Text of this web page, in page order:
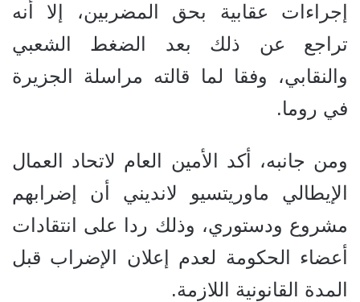
إجراءات عقابية بحق المضربين، إلا أنه
تراجع عن ذلك بعد الضغط الشعبي
والنقابي، وفقا لما قالته مراسلة الجزيرة
في روما.
ومن جانبه، أكد الأمين العام لاتحاد العمال
الإيطالي ماوريتسيو لانديني أن إضرابهم
مشروع ودستوري، وذلك ردا على انتقادات
أعضاء الحكومة لعدم إعلان الإضراب قبل
المدة القانونية اللازمة.